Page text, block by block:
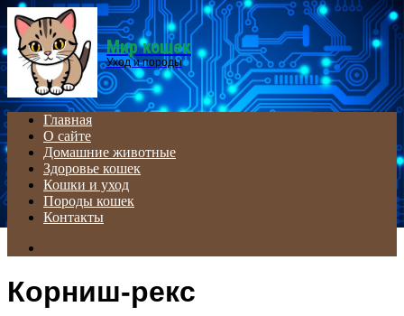
Menu
Мир кошек
Уход и породы
Главная
О сайте
Домашние животные
Здоровье кошек
Кошки и уход
Породы кошек
Контакты
Корниш-рекс